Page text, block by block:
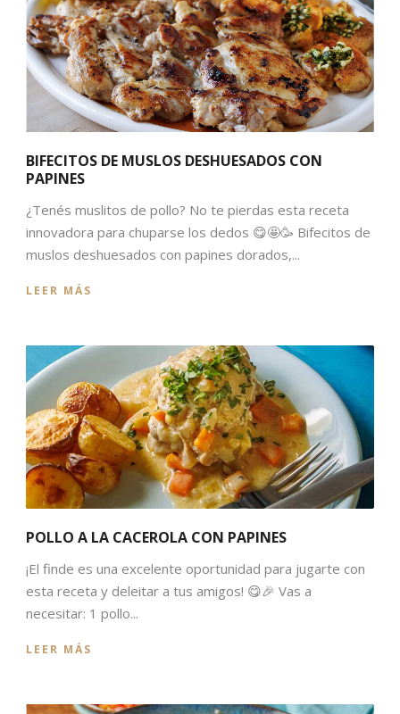
BIFECITOS DE MUSLOS DESHUESADOS CON
PAPINES
¿Tenés muslitos de pollo? No te pierdas esta receta
innovadora para chuparse los dedos 😋🤩🥳 Bifecitos de
muslos deshuesados con papines dorados,...
LEER MÁS
POLLO A LA CACEROLA CON PAPINES
¡El finde es una excelente oportunidad para jugarte con
esta receta y deleitar a tus amigos! 😋🎉 Vas a
necesitar: 1 pollo...
LEER MÁS